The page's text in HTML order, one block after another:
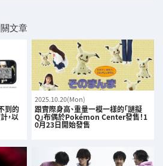
文章
到的
，以
2025.10.20(Mon)
跟實際身高、重量一模一樣的「謎擬
Q」布偶於Pokémon Center發售！1
0月23日開始發售